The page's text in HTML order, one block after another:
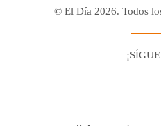
© El Día 2026. Todos